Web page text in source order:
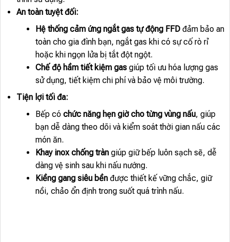
An toàn tuyệt đối:
Hệ thống cảm ứng ngắt gas tự động FFDđảm bảo an
toàn cho gia đình bạn, ngắt gas khi có sự cố rò rỉ
hoặc khi ngọn lửa bị tắt đột ngột.
Chế độ hầm tiết kiệm gasgiúp tối ưu hóa lượng gas
sử dụng, tiết kiệm chi phí và bảo vệ môi trường.
Tiện lợi tối đa:
Bếp có chức năng hẹn giờ cho từng vùng nấu, giúp
bạn dễ dàng theo dõi và kiểm soát thời gian nấu các
món ăn.
Khay inox chống tràngiúp giữ bếp luôn sạch sẽ, dễ
dàng vệ sinh sau khi nấu nướng.
Kiềng gang siêu bềnđược thiết kế vững chắc, giữ
nồi, chảo ổn định trong suốt quá trình nấu.